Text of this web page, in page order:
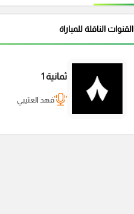
القنوات الناقلة للمباراة
ثمانية 1
فهد العتيبي